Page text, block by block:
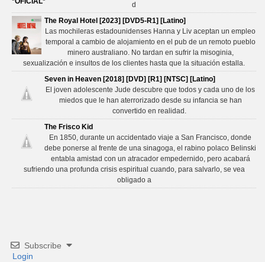
d
The Royal Hotel [2023] [DVD5-R1] [Latino]
Las mochileras estadounidenses Hanna y Liv aceptan un empleo
temporal a cambio de alojamiento en el pub de un remoto pueblo
minero australiano. No tardan en sufrir la misoginia,
sexualización e insultos de los clientes hasta que la situación estalla.
Seven in Heaven [2018] [DVD] [R1] [NTSC] [Latino]
El joven adolescente Jude descubre que todos y cada uno de los
miedos que le han aterrorizado desde su infancia se han
convertido en realidad.
The Frisco Kid
En 1850, durante un accidentado viaje a San Francisco, donde
debe ponerse al frente de una sinagoga, el rabino polaco Belinski
entabla amistad con un atracador empedernido, pero acabará
sufriendo una profunda crisis espiritual cuando, para salvarlo, se vea
obligado a
Subscribe
Login